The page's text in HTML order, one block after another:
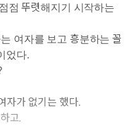
점 뚜렷해지기 시작하는
여자를 보고 흥분하는 꼴
었다.
자가 없기는 했다.
고.